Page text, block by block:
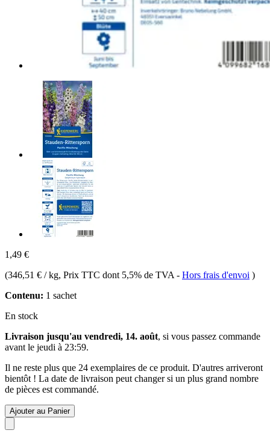
1,49 €
(346,51 € / kg, Prix TTC dont 5,5% de TVA - Hors frais d'envoi )
Contenu: 1 sachet
En stock
Livraison jusqu'au vendredi, 14. août, si vous passez commande
avant le jeudi à 23:59.
Il ne reste plus que 24 exemplaires de ce produit. D'autres arriveront
bientôt ! La date de livraison peut changer si un plus grand nombre
de pièces est commandé.
Ajouter au Panier